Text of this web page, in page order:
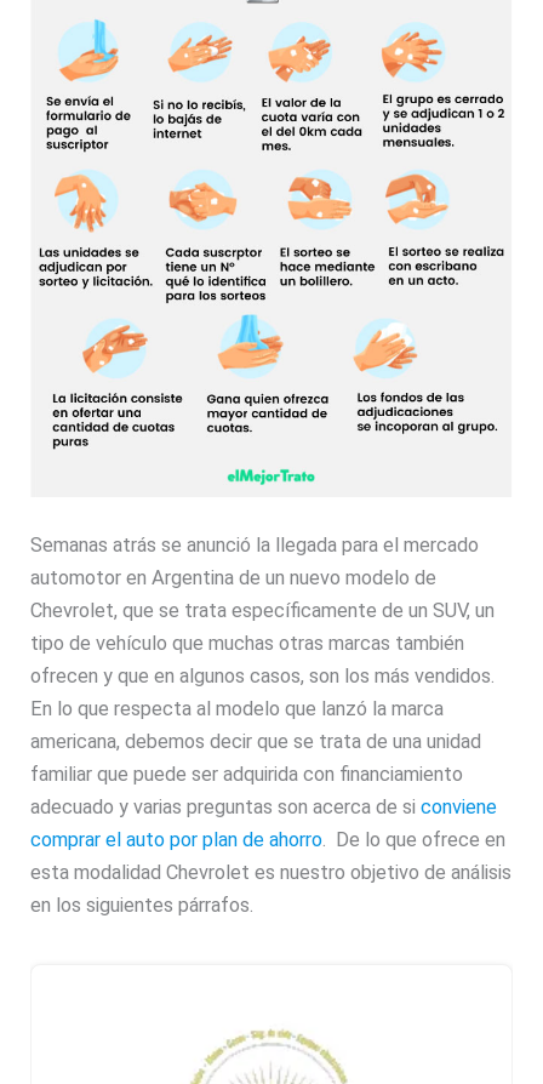
Semanas atrás se anunció la llegada para el mercado
automotor en Argentina de un nuevo modelo de
Chevrolet, que se trata específicamente de un SUV, un
tipo de vehículo que muchas otras marcas también
ofrecen y que en algunos casos, son los más vendidos.
En lo que respecta al modelo que lanzó la marca
americana, debemos decir que se trata de una unidad
familiar que puede ser adquirida con financiamiento
adecuado y varias preguntas son acerca de siconviene
comprar el auto por plan de ahorro. De lo que ofrece en
esta modalidad Chevrolet es nuestro objetivo de análisis
en los siguientes párrafos.